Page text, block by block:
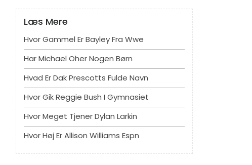
Læs Mere
Hvor Gammel Er Bayley Fra Wwe
Har Michael Oher Nogen Børn
Hvad Er Dak Prescotts Fulde Navn
Hvor Gik Reggie Bush I Gymnasiet
Hvor Meget Tjener Dylan Larkin
Hvor Høj Er Allison Williams Espn